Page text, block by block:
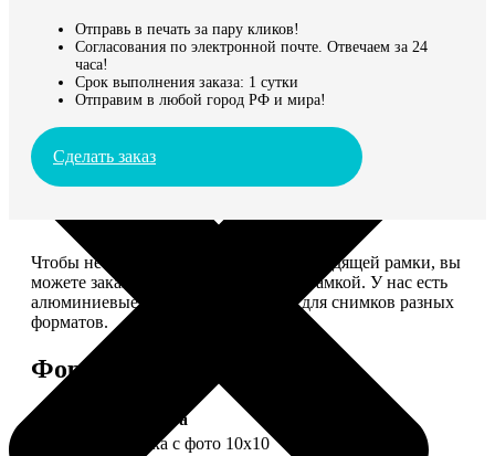
Отправь в печать за пару кликов!
Согласования по электронной почте. Отвечаем за 24
часа!
Срок выполнения заказа: 1 сутки
Отправим в любой город РФ и мира!
Сделать заказ
Чтобы не тратить время на поиск подходящей рамки, вы
можете заказать печать фото сразу с рамкой. У нас есть
алюминиевые и деревянные рамки для снимков разных
форматов.
Форматы и цены
Услуга
деревянная рамка с фото 10х10